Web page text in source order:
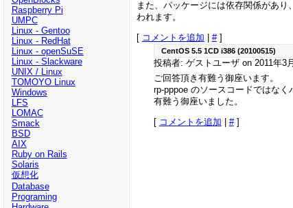
Raspberry Pi
UMPC
Linux - Gentoo
Linux - RedHat
Linux - openSuSE
Linux - Slackware
UNIX / Linux
TOMOYO Linux
Windows
LFS
LOMAC
Smack
BSD
AIX
Ruby on Rails
Solaris
仮想化
Database
Programing
また、パッケージには依存関係があ
われます。
[ コメントを追加 #]
CentOS 5.5 1CD i386 (20100515)
投稿者: ゲストユーザ on 2011年3
ご回答頂き有難う御座います。
rp-pppoe のソースコードではな
有難う御座いました。
[ コメントを追加 #]